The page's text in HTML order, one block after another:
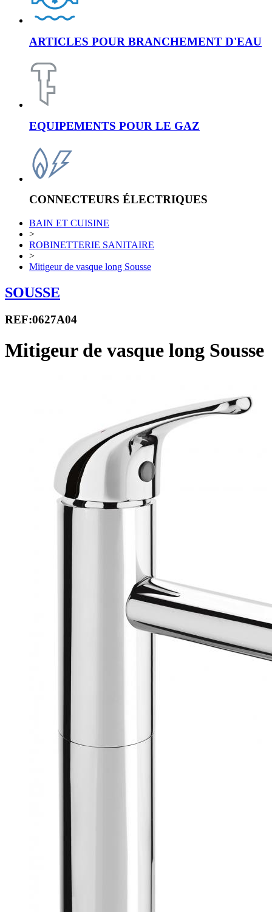
ARTICLES POUR BRANCHEMENT D'EAU
EQUIPEMENTS POUR LE GAZ
CONNECTEURS ÉLECTRIQUES
BAIN ET CUISINE
>
ROBINETTERIE SANITAIRE
>
Mitigeur de vasque long Sousse
SOUSSE
REF:0627A04
Mitigeur de vasque long Sousse